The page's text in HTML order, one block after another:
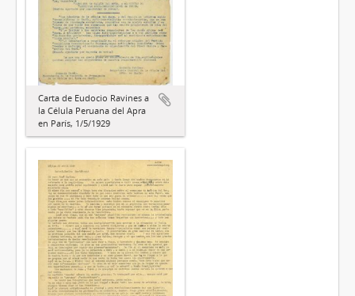
Carta de Eudocio Ravines a
la Célula Peruana del Apra
en París, 1/5/1929